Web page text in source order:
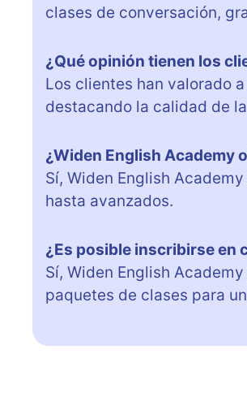
clases de conversación,
¿Qué opinión tienen los
Los clientes han valorado
destacando la calidad de
¿Widen English Academy
Sí, Widen English
hasta avanzados.
¿Es posible inscribirse en
Sí, Widen English
paquetes de clases para